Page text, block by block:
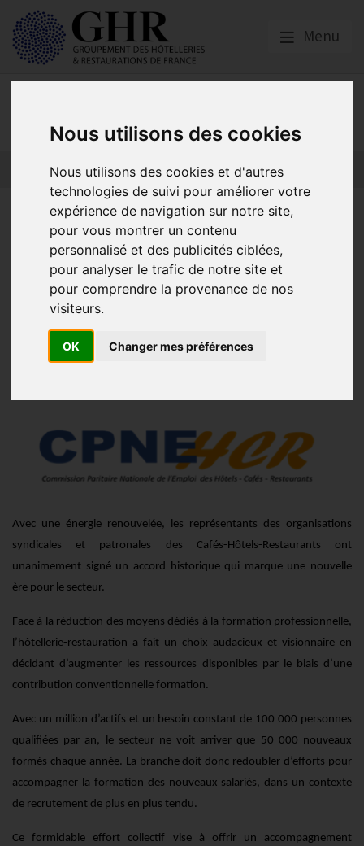
Nous utilisons des cookies
Nous utilisons des cookies et d'autres
technologies de suivi pour améliorer votre
expérience de navigation sur notre site,
pour vous montrer un contenu
personnalisé et des publicités ciblées,
pour analyser le trafic de notre site et
pour comprendre la provenance de nos
visiteurs.
OK Changer mes préférences
Menu
Formation | La branche HCR
signe un accord qui marque
une nouvelle ère pour le
secteur
Communiqué de presse
Avec une énergie renouvelée, les représentants des organisations
syndicales et patronales des Cafés-Hôtels-Restaurants ont
unanimement signé un accord historique qui marque une nouvelle
ère pour le secteur.
Face à la réduction des moyens dédiés à la formation professionnelle,
l’hôtellerie-restauration a fait un choix audacieux et visionnaire en
décidant d’augmenter les ressources disponibles par le biais d’une
contribution conventionnelle formation.
Avec un million d’actifs et un besoin constant de 100 000 personnes
qualifiées par an, le secteur ne voit arriver que 50 000 nouveaux
formés chaque année. La branche doit donc redoubler d’efforts pour
accompagner la formation des nouveaux salariés, dans un contexte
de recrutement de plus en plus tendu.
Ce formidable effort collectif vise à offrir un accompagnement